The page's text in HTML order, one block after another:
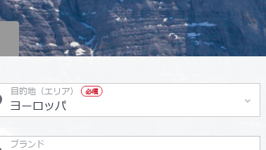
目的地（エリア） 必須
ブランド